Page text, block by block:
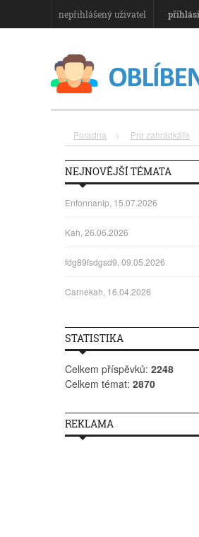
nepřihlášený uživatel
Poradna > Pro zahrádkáře
NEJNOVĚJŠÍ TÉMATA
Enfonnanip, 15.07.2026
Kah, 26.06.2026
fdg89fsdgsd9, 09.05.2026
Carnekah, 16.04.2026
STATISTIKA
Celkem příspěvků: 2248
Celkem témat: 2870
REKLAMA